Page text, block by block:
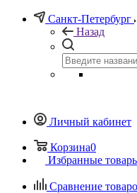
Санкт-Петербург
Назад
Личный кабинет
Корзина0
Избранные
Сравнение